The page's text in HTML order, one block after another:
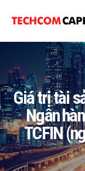
Giá trị tài
Ngân
TCFIN